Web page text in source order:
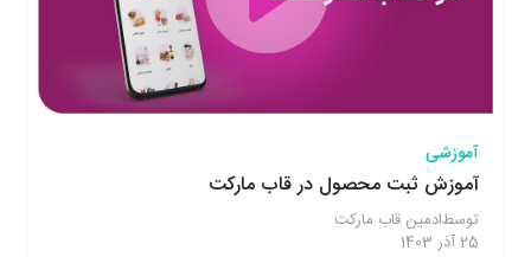
آموزشی
آموزش ثبت محصول در قاب مارکت
توسطادمین قاب مارکت
25 آذر 1403